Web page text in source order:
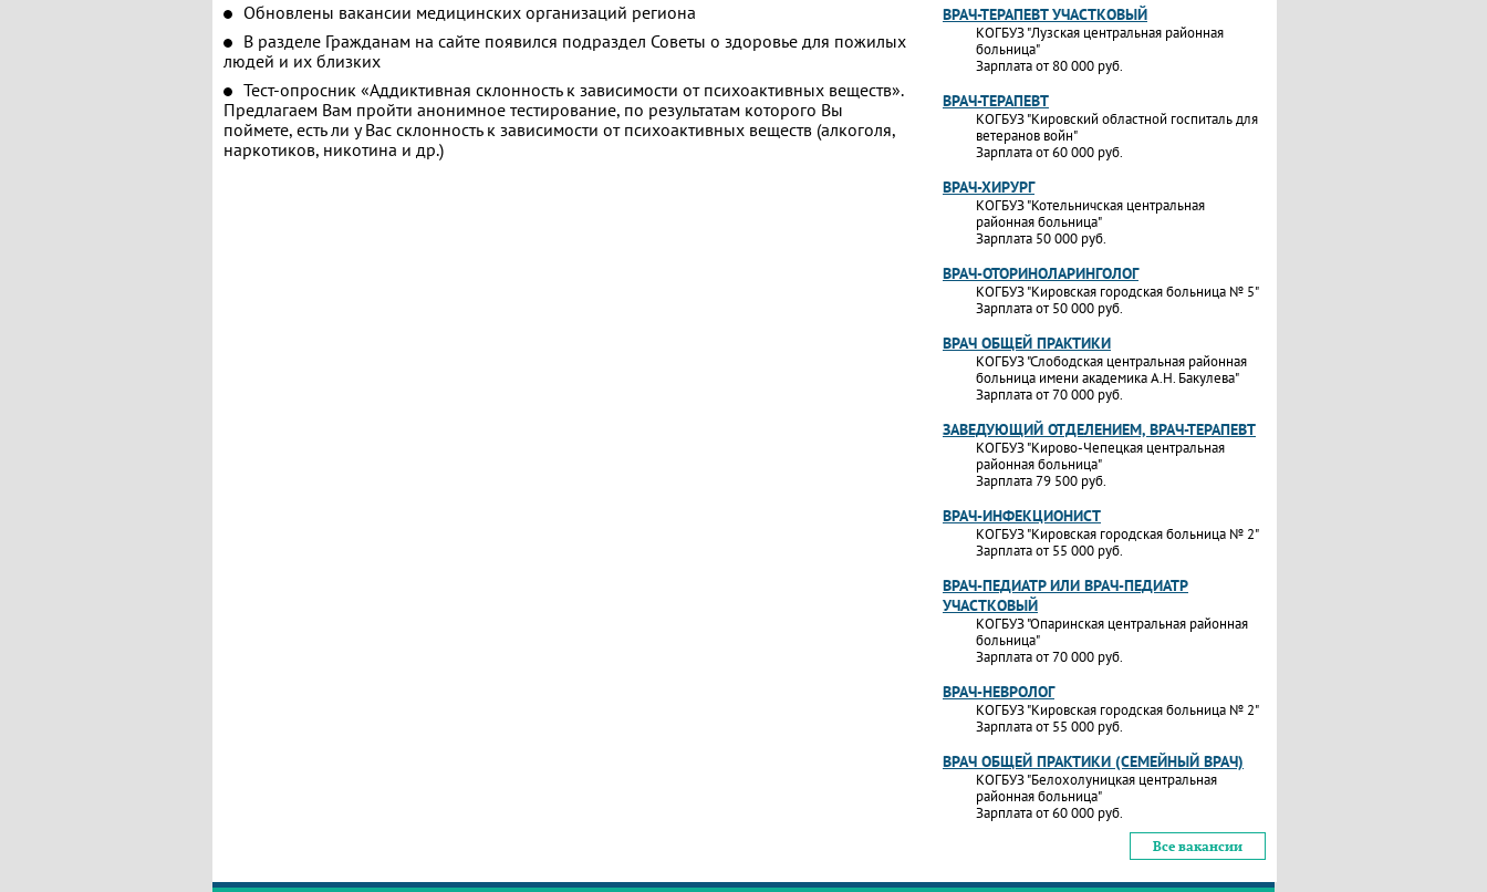
Обновлены вакансии медицинских организаций региона
В разделе Гражданам на сайте появился подраздел Советы о здоровье для пожилых
людей и их близких
Тест-опросник «Аддиктивная склонность к зависимости от психоактивных веществ».
Предлагаем Вам пройти анонимное тестирование, по результатам которого Вы
поймете, есть ли у Вас склонность к зависимости от психоактивных веществ (алкоголя,
наркотиков, никотина и др.)
ВРАЧ-ТЕРАПЕВТ УЧАСТКОВЫЙ
КОГБУЗ "Лузская центральная районная
больница"
Зарплата от 80 000 руб.
ВРАЧ-ТЕРАПЕВТ
КОГБУЗ "Кировский областной госпиталь для
ветеранов войн"
Зарплата от 60 000 руб.
ВРАЧ-ХИРУРГ
КОГБУЗ "Котельничская центральная
районная больница"
Зарплата 50 000 руб.
ВРАЧ-ОТОРИНОЛАРИНГОЛОГ
КОГБУЗ "Кировская городская больница № 5"
Зарплата от 50 000 руб.
ВРАЧ ОБЩЕЙ ПРАКТИКИ
КОГБУЗ "Слободская центральная районная
больница имени академика А.Н. Бакулева"
Зарплата от 70 000 руб.
ЗАВЕДУЮЩИЙ ОТДЕЛЕНИЕМ, ВРАЧ-ТЕРАПЕВТ
КОГБУЗ "Кирово-Чепецкая центральная
районная больница"
Зарплата 79 500 руб.
ВРАЧ-ИНФЕКЦИОНИСТ
КОГБУЗ "Кировская городская больница № 2"
Зарплата от 55 000 руб.
ВРАЧ-ПЕДИАТР ИЛИ ВРАЧ-ПЕДИАТР
УЧАСТКОВЫЙ
КОГБУЗ "Опаринская центральная районная
больница"
Зарплата от 70 000 руб.
ВРАЧ-НЕВРОЛОГ
КОГБУЗ "Кировская городская больница № 2"
Зарплата от 55 000 руб.
ВРАЧ ОБЩЕЙ ПРАКТИКИ (СЕМЕЙНЫЙ ВРАЧ)
КОГБУЗ "Белохолуницкая центральная
районная больница"
Зарплата от 60 000 руб.
Все вакансии